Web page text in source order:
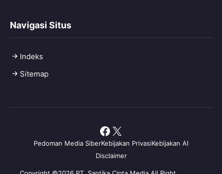
Navigasi Situs
Indeks
Sitemap
Pedoman Media SiberKebijakan PrivasiKebijakan AI
Disclaimer
Facebook
X